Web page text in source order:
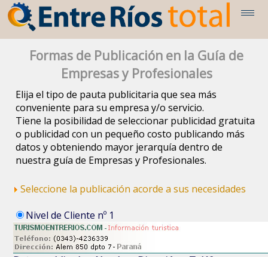
Formas de Publicación en la Guía de
Empresas y Profesionales
Elija el tipo de pauta publicitaria que sea más
conveniente para su empresa y/o servicio.
Tiene la posibilidad de seleccionar publicidad gratuita
o publicidad con un pequeño costo publicando más
datos y obteniendo mayor jerarquía dentro de
nuestra guía de Empresas y Profesionales.
Seleccione la publicación acorde a sus necesidades
Nivel de Cliente nº 1